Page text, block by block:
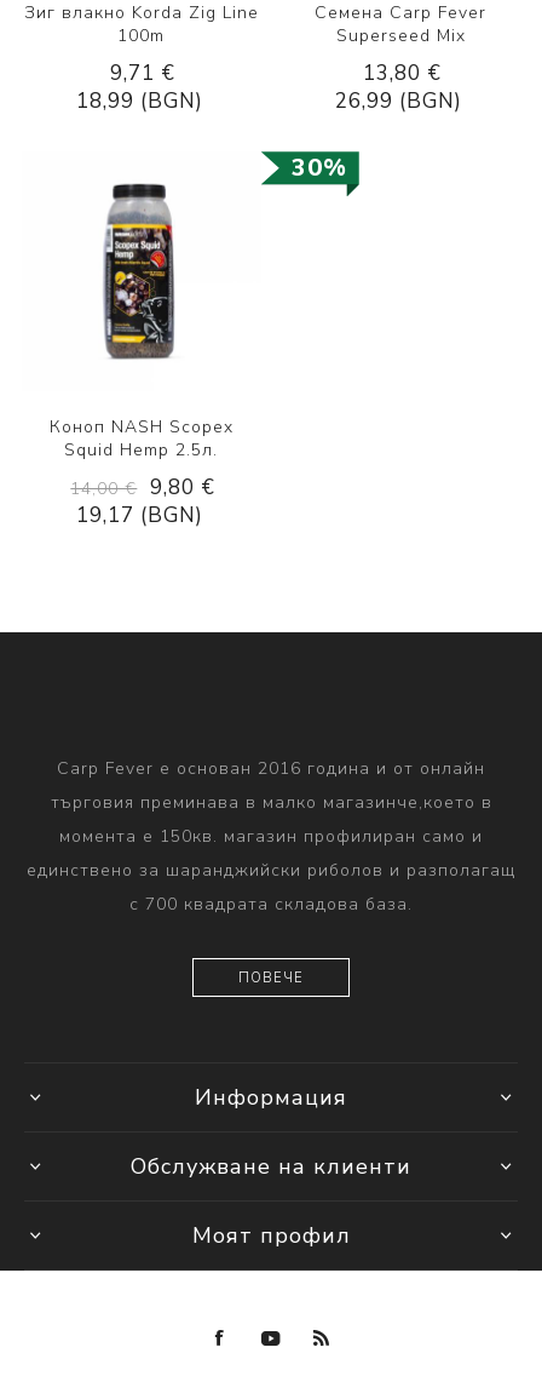
Зиг влакно Korda Zig Line
100m
9,71 €
18,99 (BGN)
Семена Carp Fever
Superseed Mix
13,80 €
26,99 (BGN)
30%
Коноп NASH Scopex
Squid Hemp 2.5л.
14,00 € 9,80 €
19,17 (BGN)
Carp Fever е основан 2016 година и от онлайн
търговия преминава в малко магазинче,което в
момента е 150кв. магазин профилиран само и
единствено за шаранджийски риболов и разполагащ
с 700 квадрата складова база.
ПОВЕЧЕ
Информация
Обслужване на клиенти
Моят профил